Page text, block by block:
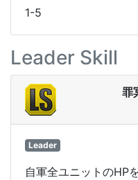
1-5
Leader Skill
罪
Leader
自軍全ユニットのHP